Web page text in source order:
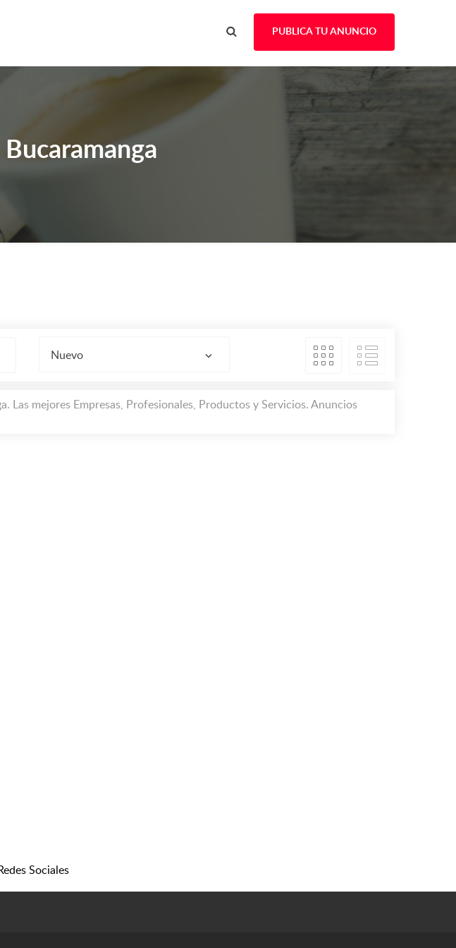
PUBLICA TU ANUNCIO
Nuevo
Las mejores Empresas, Profesionales, Productos y Servicios. Anuncios
Sociales